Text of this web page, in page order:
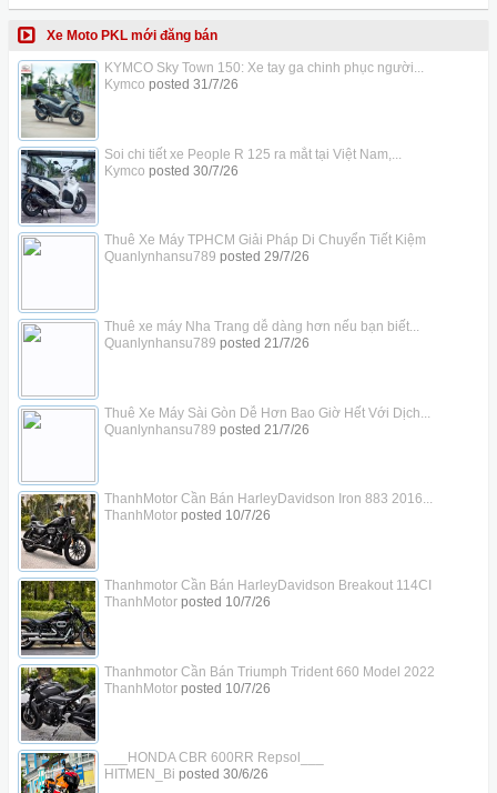
Xe Moto PKL mới đăng bán
KYMCO Sky Town 150: Xe tay ga chinh phục người...
Kymco posted 31/7/26
Soi chi tiết xe People R 125 ra mắt tại Việt Nam,...
Kymco posted 30/7/26
Thuê Xe Máy TPHCM Giải Pháp Di Chuyển Tiết Kiệm
Quanlynhansu789 posted 29/7/26
Thuê xe máy Nha Trang dễ dàng hơn nếu bạn biết...
Quanlynhansu789 posted 21/7/26
Thuê Xe Máy Sài Gòn Dễ Hơn Bao Giờ Hết Với Dịch...
Quanlynhansu789 posted 21/7/26
ThanhMotor Cần Bán HarleyDavidson Iron 883 2016...
ThanhMotorposted 10/7/26
Thanhmotor Cần Bán HarleyDavidson Breakout 114CI
ThanhMotorposted 10/7/26
Thanhmotor Cần Bán Triumph Trident 660 Model 2022
ThanhMotorposted 10/7/26
___HONDA CBR 600RR Repsol___
HITMEN_Bi posted 30/6/26